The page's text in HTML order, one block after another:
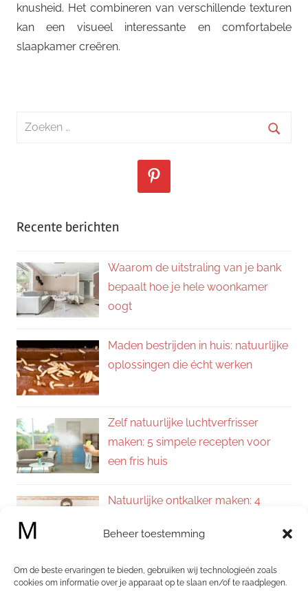
Beheer toestemming
Om de beste ervaringen te bieden, gebruiken wij technologieën zoals
cookies om informatie over je apparaat op te slaan en/of te raadplegen.
knusheid. Het combineren van verschillende texturen
kan een visueel interessante en comfortabele
slaapkamer creëren.
Zoeken
Recente berichten
Waarom de uitstraling van je bank
bepaalt hoe je hele woonkamer
oogt
Maden bestrijden in huis: natuurlijke
oplossingen die écht werken
Zelf natuurlijke luchtverfrisser
maken: 5 simpele recepten voor
een fris huis
Natuurlijke ontkalker maken: 4
kalkvrij huis
Zelf allesreiniger maken: 4